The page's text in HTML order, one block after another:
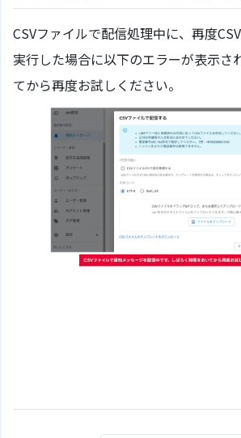
CSVファイルで配信処理中に、再度
実行した場合に以下のエラーが表示さ
てから再度お試しください。